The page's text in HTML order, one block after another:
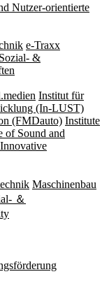
Nutzer-orientierte
e-Traxx
Sozial- &
Institut für
(In-LUST)
(FMDauto) Institute
of Sound and
Maschinenbau
＆